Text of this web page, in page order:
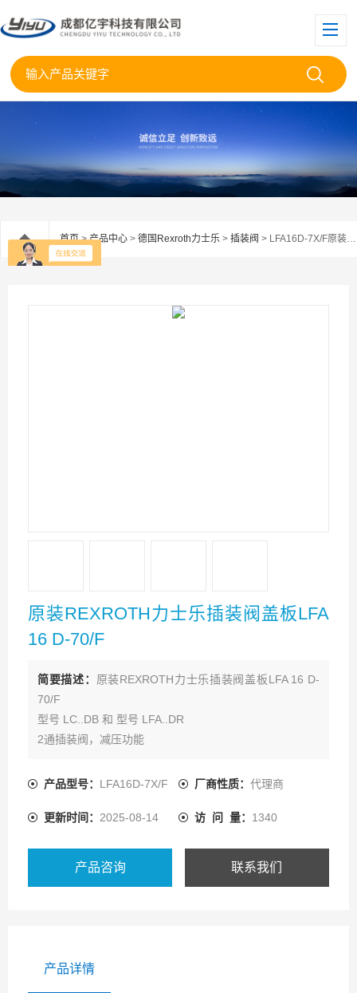
首页>产品中心 > 德国Rexroth力士乐 > 插装阀 > LFA16D-7X/F原装REXROTH力士乐插装阀盖板LFA 16 D-70/F
原装REXROTH力士乐插装阀盖板LFA
16 D-70/F
简要描述： 原装REXROTH力士乐插装阀盖板LFA 16 D-
70/F
型号 LC..DB 和 型号 LFA..DR
2通插装阀，减压功能
标准安装按照DIN ISO 7368（到100规格为止）
闭式静止位置
多种控制阀，用于手动和/或电子比例压力调节
产品型号： LFA16D-7X/F 厂商性质： 代理商
更新时间： 2025-08-14 访 问 量： 1340
产品咨询 联系我们
产品详情